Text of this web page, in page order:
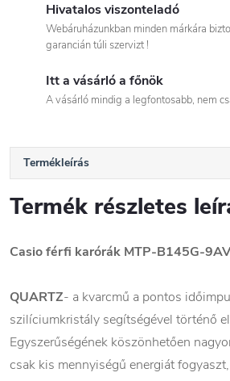
Hivatalos viszonteladó
Webáruházunkban minden márkára
garancián túli szervizt !
Itt a vásárló a főnök
A vásárló mindig a legfontosabb, nem
Termékleírás
Termék részletes
Casio férfi karórák MTP-B145G-
QUARTZ- a kvarcmű a pontos
szilíciumkristály segítségével történő
Egyszerűségének köszönhetően
csak kis mennyiségű energiát